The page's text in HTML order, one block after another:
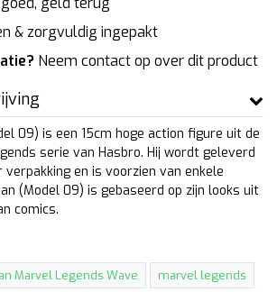
& zorgvuldig ingepakt
Neem contact op over dit product
09) is een 15cm hoge action figure uit de
serie van Hasbro. Hij wordt geleverd
en is voorzien van enkele
(Model 09) is gebaseerd op zijn looks uit
comics.
Marvel Legends Wave marvel legends